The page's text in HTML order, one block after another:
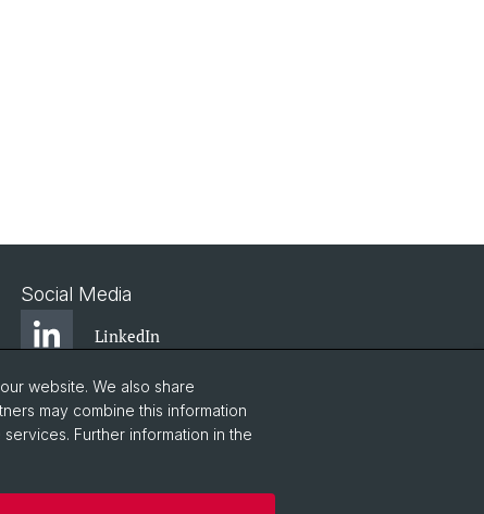
Social Media
LinkedIn
Youtube
website. We also share
may combine this information
Further information in the